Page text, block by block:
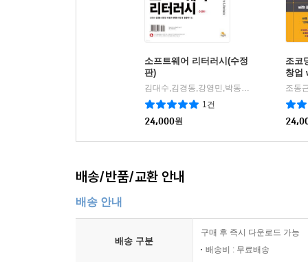
소프트웨어 리터러시(수정
판)
1건
24,000원
조코
창업
베이
조동
배송/반품/교환 안내
배송 안내
배송 구분
구매 후 즉시 다운로드 가능
배송비 : 무료배송